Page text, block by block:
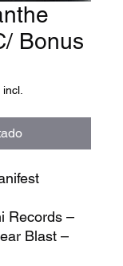
Bonus
Records –
Blast –